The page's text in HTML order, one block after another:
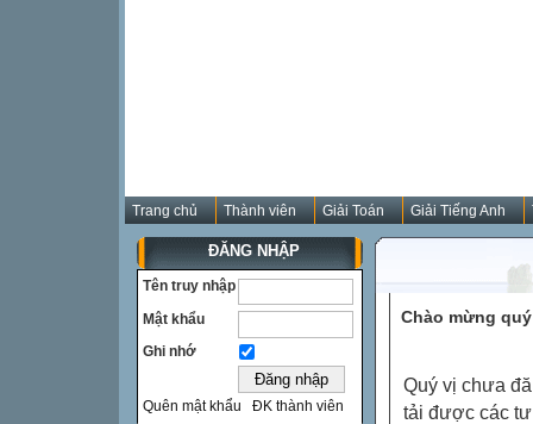
Trang chủ Thành viên Giải Toán Giải Tiếng Anh
ĐĂNG NHẬP
Tên truy nhập
Mật khẩu
Ghi nhớ
Quên mật khẩu ĐK thành viên
Chào mừng
Quý vị chưa
tải được các